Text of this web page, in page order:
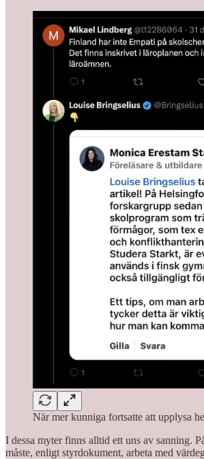
När mer kunniga fortsatte att upplysa
I dessa myter finns alltid ett uns av sanning.
måste, enligt styrdokument, arbeta med